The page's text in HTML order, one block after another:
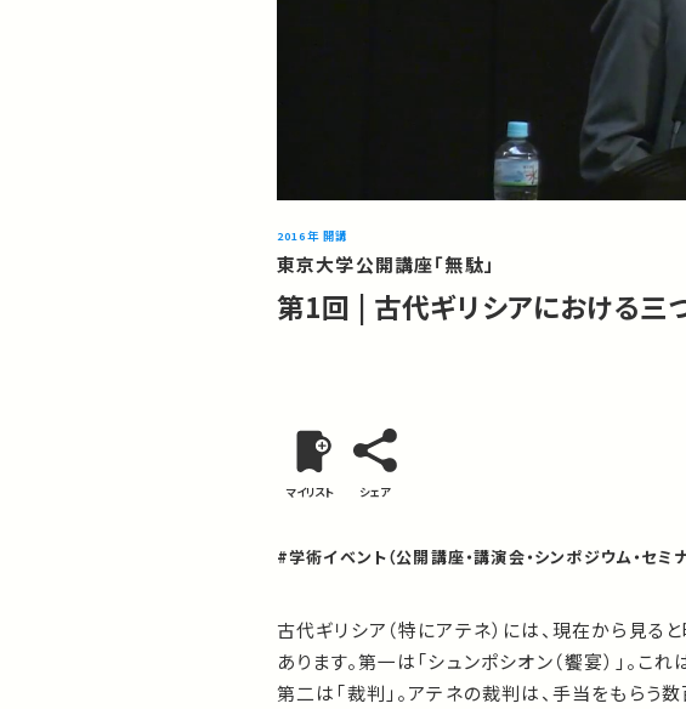
2016年 開講
東京大学公開講座「無駄」
第1回 | 古代ギリシアにおける三
マイリスト シェア
#学術イベント（公開講座・講演会・シンポジウム・セミナ
古代ギリシア（特にアテネ）には、現在から見る
あります。第一は「シュンポシオン（饗宴）」。
第二は「裁判」。アテネの裁判は、手当をもらう